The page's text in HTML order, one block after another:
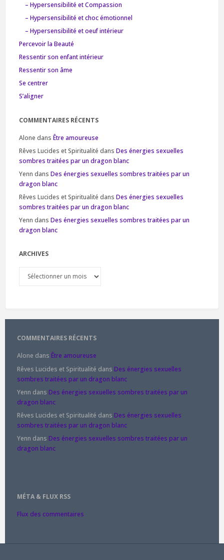
– Hypersensibilité et Compassion
– Hypersensibilité et choc émotionnel
– Hypersensibilité et oeuf intérieur
Percevoir la Beauté
Ressentir son enfant intérieur
Ressentir son âme
Se centrer
S’aligner
COMMENTAIRES RÉCENTS
Alone dans Être amoureuse
Rêves Lucides et Spiritualité dans Des énergies sexuelles
sombres traitées par un dragon blanc
Yenn dans Des énergies sexuelles sombres traitées par un
dragon blanc
Rêves Lucides et Spiritualité dans Des énergies sexuelles
sombres traitées par un dragon blanc
Yenn dans Des énergies sexuelles sombres traitées par un
dragon blanc
ARCHIVES
COMMENTAIRES RÉCENTS
Alone dans Être amoureuse
Rêves Lucides et Spiritualité dans Des énergies sexuelles
sombres traitées par un dragon blanc
Yenn dans Des énergies sexuelles sombres traitées par un
dragon blanc
Rêves Lucides et Spiritualité dans Des énergies sexuelles
sombres traitées par un dragon blanc
Yenn dans Des énergies sexuelles sombres traitées par un
dragon blanc
MÉTA & FLUX RSS
Flux des commentaires